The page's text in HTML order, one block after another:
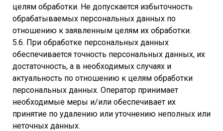
целям обработки. Не допускается избыточность
обрабатываемых персональных данных по
отношению к заявленным целям их обработки.
5.6. При обработке персональных данных
обеспечивается точность персональных данных, их
достаточность, а в необходимых случаях и
актуальность по отношению к целям обработки
персональных данных. Оператор принимает
необходимые меры и/или обеспечивает их
принятие по удалению или уточнению неполных или
неточных данных.